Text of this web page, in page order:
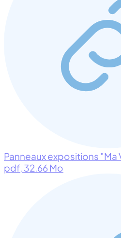
Panneaux expositions "Ma
pdf , 32.66 Mo